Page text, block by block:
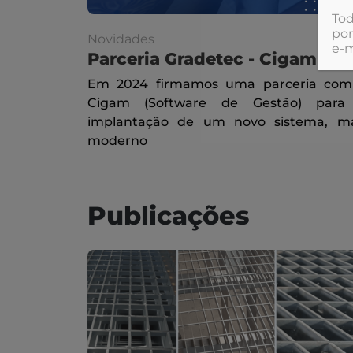
Novidades
Parceria Gradetec - Cigam
Em 2024 firmamos uma parceria
Cigam (Software de Gestão)
implantação de um novo sistema,
moderno
Publicações